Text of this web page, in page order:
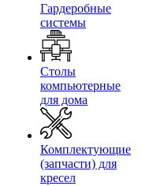
Гардеробные
системы
Столы
компьютерные
для дома
Комплектующие
(запчасти) для
кресел